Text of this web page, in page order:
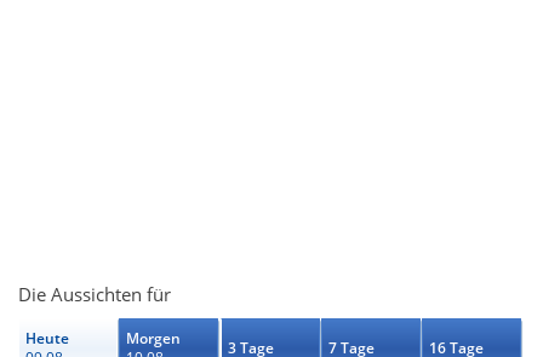
Die Aussichten für
Heute
Morgen
3 Tage 7 Tage 16 Tage